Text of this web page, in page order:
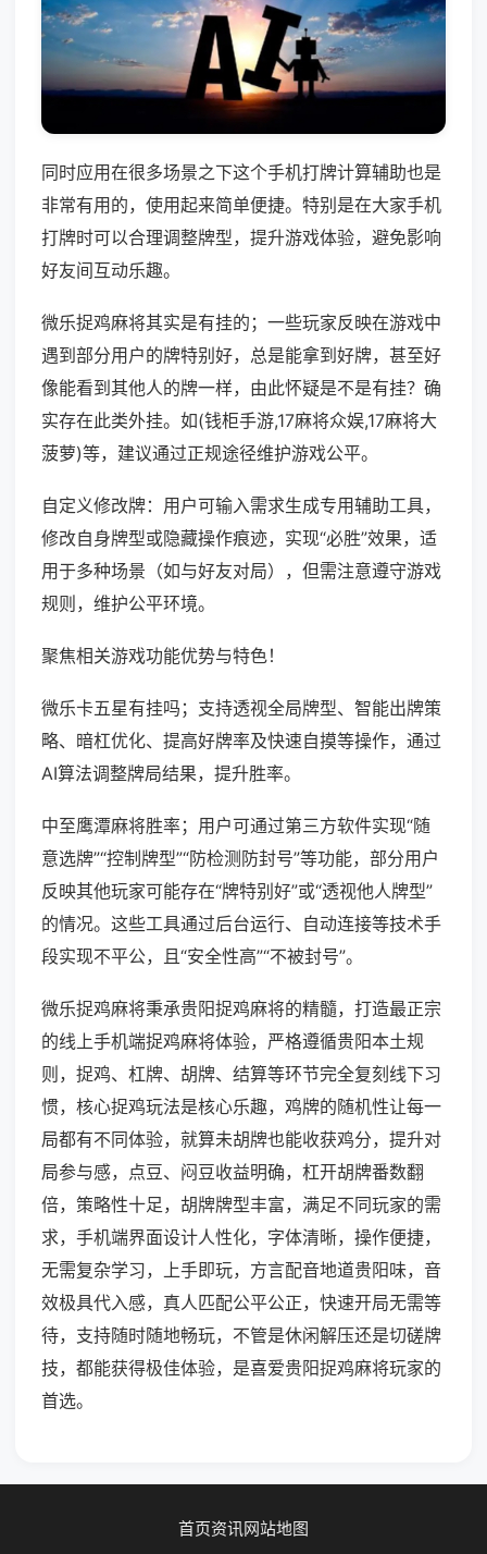
同时应用在很多场景之下这个手机打牌计算辅助也是
非常有用的，使用起来简单便捷。特别是在大家手机
打牌时可以合理调整牌型，提升游戏体验，避免影响
好友间互动乐趣。
微乐捉鸡麻将其实是有挂的；一些玩家反映在游戏中
遇到部分用户的牌特别好，总是能拿到好牌，甚至好
像能看到其他人的牌一样，由此怀疑是不是有挂？确
实存在此类外挂。如(钱柜手游,17麻将众娱,17麻将大
菠萝)等，建议通过正规途径维护游戏公平。
自定义修改牌：用户可输入需求生成专用辅助工具，
修改自身牌型或隐藏操作痕迹，实现“必胜”效果，适
用于多种场景（如与好友对局），但需注意遵守游戏
规则，维护公平环境。
聚焦相关游戏功能优势与特色！
微乐卡五星有挂吗；支持透视全局牌型、智能出牌策
略、暗杠优化、提高好牌率及快速自摸等操作，通过
AI算法调整牌局结果，提升胜率。
中至鹰潭麻将胜率；用户可通过第三方软件实现“随
意选牌”“控制牌型”“防检测防封号”等功能，部分用户
反映其他玩家可能存在“牌特别好”或“透视他人牌型”
的情况。这些工具通过后台运行、自动连接等技术手
段实现不平公，且“安全性高”“不被封号”。
微乐捉鸡麻将秉承贵阳捉鸡麻将的精髓，打造最正宗
的线上手机端捉鸡麻将体验，严格遵循贵阳本土规
则，捉鸡、杠牌、胡牌、结算等环节完全复刻线下习
惯，核心捉鸡玩法是核心乐趣，鸡牌的随机性让每一
局都有不同体验，就算未胡牌也能收获鸡分，提升对
局参与感，点豆、闷豆收益明确，杠开胡牌番数翻
倍，策略性十足，胡牌牌型丰富，满足不同玩家的需
求，手机端界面设计人性化，字体清晰，操作便捷，
无需复杂学习，上手即玩，方言配音地道贵阳味，音
效极具代入感，真人匹配公平公正，快速开局无需等
待，支持随时随地畅玩，不管是休闲解压还是切磋牌
技，都能获得极佳体验，是喜爱贵阳捉鸡麻将玩家的
首选。
首页资讯网站地图